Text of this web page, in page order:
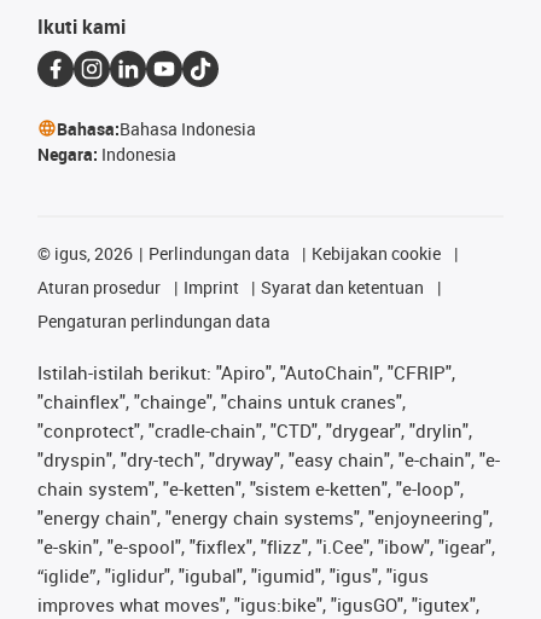
Ikuti kami
Bahasa:Bahasa Indonesia
Negara: Indonesia
© igus, 2026 Perlindungan data
Kebijakan cookie
Aturan prosedur
Imprint
Syarat dan ketentuan
Pengaturan perlindungan data
Istilah-istilah berikut: "Apiro", "AutoChain", "CFRIP",
"chainflex", "chainge", "chains untuk cranes",
"conprotect", "cradle-chain", "CTD", "drygear", "drylin",
"dryspin", "dry-tech", "dryway", "easy chain", "e-chain", "e-
chain system", "e-ketten", "sistem e-ketten", "e-loop",
"energy chain", "energy chain systems", "enjoyneering",
"e-skin", "e-spool", "fixflex", "flizz", "i.Cee", "ibow", "igear",
“iglide”, "iglidur", "igubal", "igumid", "igus", "igus
improves what moves", "igus:bike", "igusGO", "igutex",